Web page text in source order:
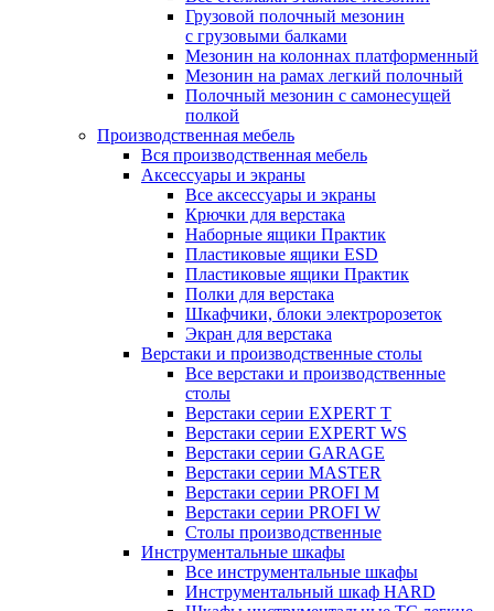
Грузовой полочный мезонин
с грузовыми балками
Мезонин на колоннах платформенный
Мезонин на рамах легкий полочный
Полочный мезонин с самонесущей
полкой
Производственная мебель
Вся производственная мебель
Аксессуары и экраны
Все аксессуары и экраны
Крючки для верстака
Наборные ящики Практик
Пластиковые ящики ESD
Пластиковые ящики Практик
Полки для верстака
Шкафчики, блоки электророзеток
Экран для верстака
Верстаки и производственные столы
Все верстаки и производственные
столы
Верстаки серии EXPERT T
Верстаки серии EXPERT WS
Верстаки серии GARAGE
Верстаки серии MASTER
Верстаки серии PROFI M
Верстаки серии PROFI W
Столы производственные
Инструментальные шкафы
Все инструментальные шкафы
Инструментальный шкаф HARD